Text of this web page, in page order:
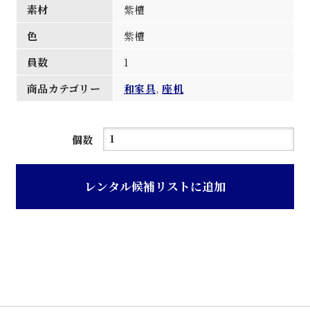
素材
紫檀
色
紫檀
員数
1
商品カテゴリー
和家具,座机
個数
紫
机
レンタル候補リストに追加